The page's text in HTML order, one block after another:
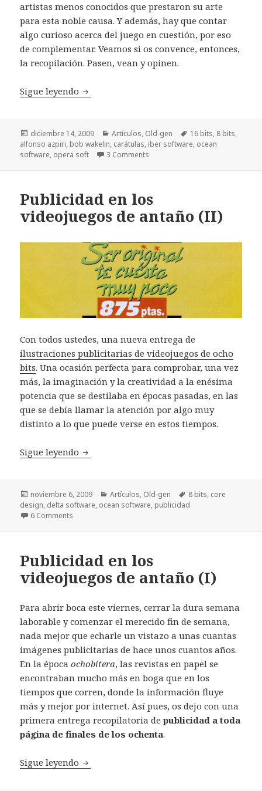
artistas menos conocidos que prestaron su arte
para esta noble causa. Y además, hay que contar
algo curioso acerca del juego en cuestión, por eso
de complementar. Veamos si os convence, entonces,
la recopilación. Pasen, vean y opinen.
Sigue leyendo Del dibujo al píxel: portadas y
Publicado
el
diciembre 14, 2009 Categorías
Artículos, Old-gen Etiquetas
16 bits, 8 bits,
alfonso azpiri, bob wakelin, carátulas, iber software, ocean
software, opera soft 3 Comments
Publicidad en los
videojuegos de antaño (II)
Con todos ustedes, una nueva entrega de
ilustraciones publicitarias de videojuegos de ocho
bits. Una ocasión perfecta para comprobar, una vez
más, la imaginación y la creatividad a la enésima
potencia que se destilaba en épocas pasadas, en las
que se debía llamar la atención por algo muy
distinto a lo que puede verse en estos tiempos.
Sigue leyendo Publicidad en los videojuegos de antaño
Publicado
el
noviembre 6, 2009 Categorías
Artículos, Old-gen Etiquetas
8 bits, core
design, delta software, ocean software, publicidad
6 Comments
Publicidad en los
videojuegos de antaño (I)
Para abrir boca este viernes, cerrar la dura semana
laborable y comenzar el merecido fin de semana,
nada mejor que echarle un vistazo a unas cuantas
imágenes publicitarias de hace unos cuantos años.
En la épocaochobitera, las revistas en papel se
encontraban mucho más en boga que en los
tiempos que corren, donde la información fluye
más y mejor por internet. Así pues, os dejo con una
primera entrega recopilatoria depublicidad a toda
página de finales de los ochenta.
Sigue leyendo Publicidad en los videojuegos de antaño